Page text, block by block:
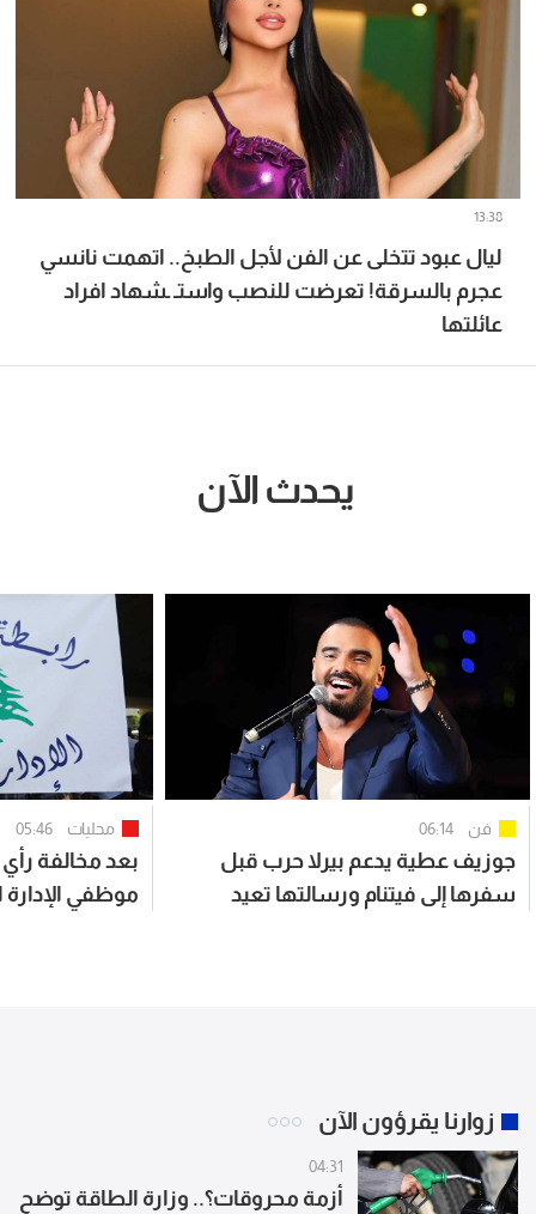
ليال عبود تتخلى عن الفن لأجل الطبخ.. اتهمت نانسي
عجرم بالسرقة! تعرضت للنصب واستـ ـشهاد افراد
عائلتها
13:38
يحدث الآن
فن 06:14
جوزيف عطية يدعم بيرلا حرب قبل
سفرها إلى فيتنام ورسالتها تعيد
محليات 05:46
بعد مخالفة
موظفي الإدارة
زوارنا يقرؤون الآن
04:31
أزمة محروقات؟.. وزارة الطاقة توضح